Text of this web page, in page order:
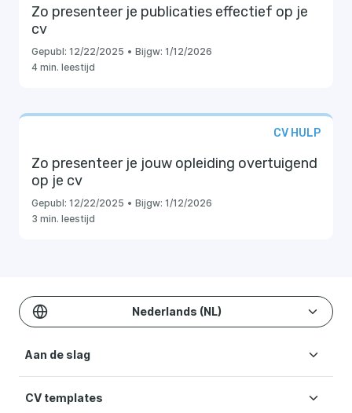
Zo presenteer je publicaties effectief op je
cv
Gepubl: 12/22/2025 • Bijgw: 1/12/2026
4 min. leestijd
CV HULP
Zo presenteer je jouw opleiding overtuigend
op je cv
Gepubl: 12/22/2025 • Bijgw: 1/12/2026
3 min. leestijd
Nederlands (NL)
Aan de slag
CV maken
CV templates